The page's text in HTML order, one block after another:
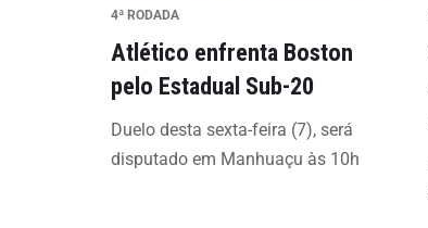
4ª RODADA
Atlético enfrenta Boston
pelo Estadual Sub-20
Duelo desta sexta-feira (7), será
disputado em Manhuaçu às 10h